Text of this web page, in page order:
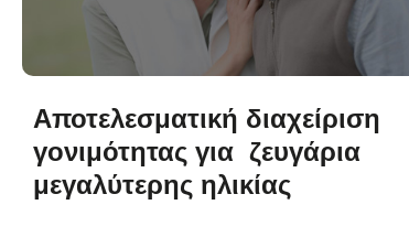
Αποτελεσματική διαχείριση
γονιμότητας για ζευγάρια
μεγαλύτερης ηλικίας